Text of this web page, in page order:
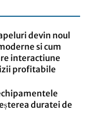
devin noul
si cum
interactiune
profitabile
duratei de